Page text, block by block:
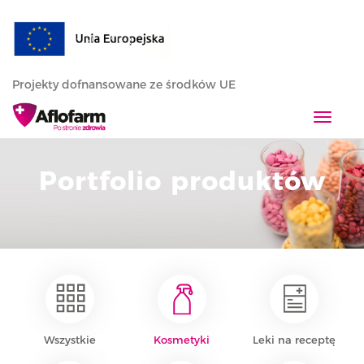
Projekty dofnansowane ze środków UE
T
o
g
g
l
e
n
a
Portfolio produktów
Wszystkie Kosmetyki Leki na receptę